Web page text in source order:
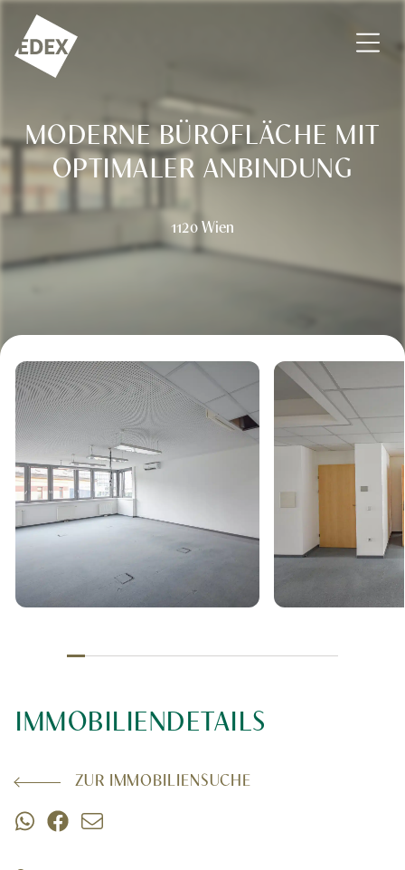
EDEX Immobilien GmbH – Vermittlung – Bewertung –
MODERNE BÜROFLÄCHE MIT
OPTIMALER ANBINDUNG
1120 Wien
IMMOBILIENDETAILS
ZUR IMMOBILIENSUCHE